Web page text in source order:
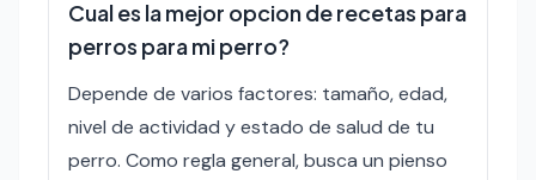
Cual es la mejor opcion de recetas para
perros para mi perro?
Depende de varios factores: tamaño, edad,
nivel de actividad y estado de salud de tu
perro. Como regla general, busca un pienso